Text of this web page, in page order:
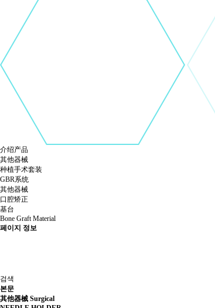
介绍产品
其他器械
种植手术套装
GBR系统
其他器械
口腔矫正
基台
Bone Graft Material
페이지 정보
검색
본문
其他器械 Surgical